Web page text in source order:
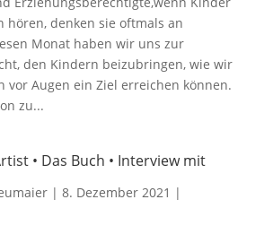
hören, denken sie oftmals an
Monat haben wir uns zur
den Kindern beizubringen, wie wir
vor Augen ein Ziel erreichen können.
zu...
• Das Buch • Interview mit
| 8. Dezember 2021 |